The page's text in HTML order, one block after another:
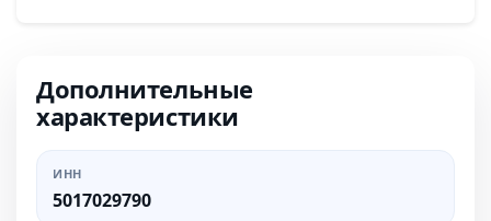
Дополнительные
характеристики
ИНН
5017029790